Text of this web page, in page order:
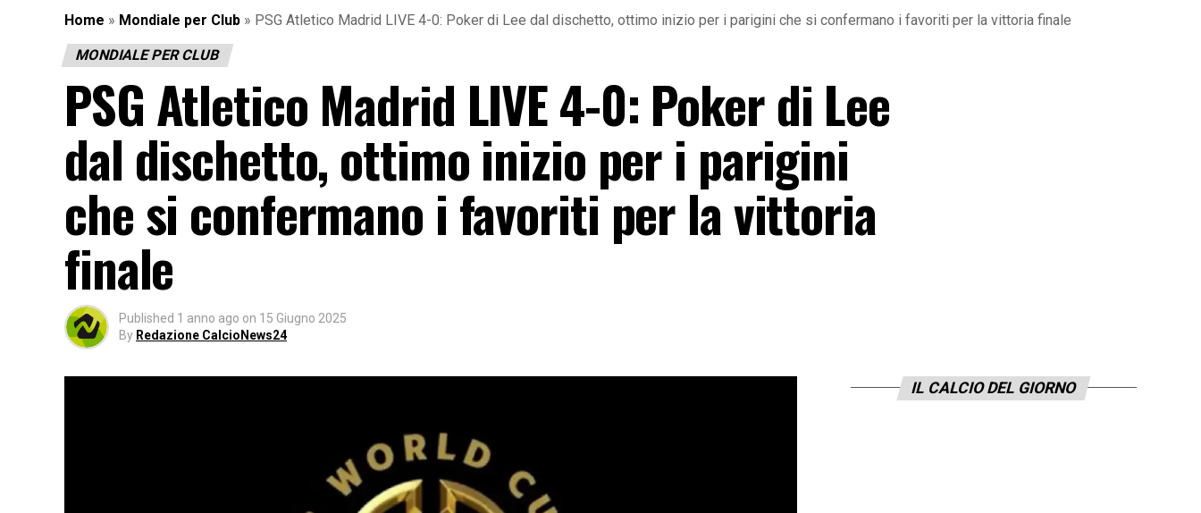
Home » Mondiale per Club » PSG Atletico Madrid LIVE 4-0: Poker di Lee dal dischetto, ottimo inizio per i parigini che si confermano i favoriti per la vittoria finale
MONDIALE PER CLUB
PSG Atletico Madrid LIVE 4-0: Poker di Lee
dal dischetto, ottimo inizio per i parigini
che si confermano i favoriti per la vittoria
finale
Published 1 anno ago on 15 Giugno 2025
By Redazione CalcioNews24
IL CALCIO DEL GIORNO